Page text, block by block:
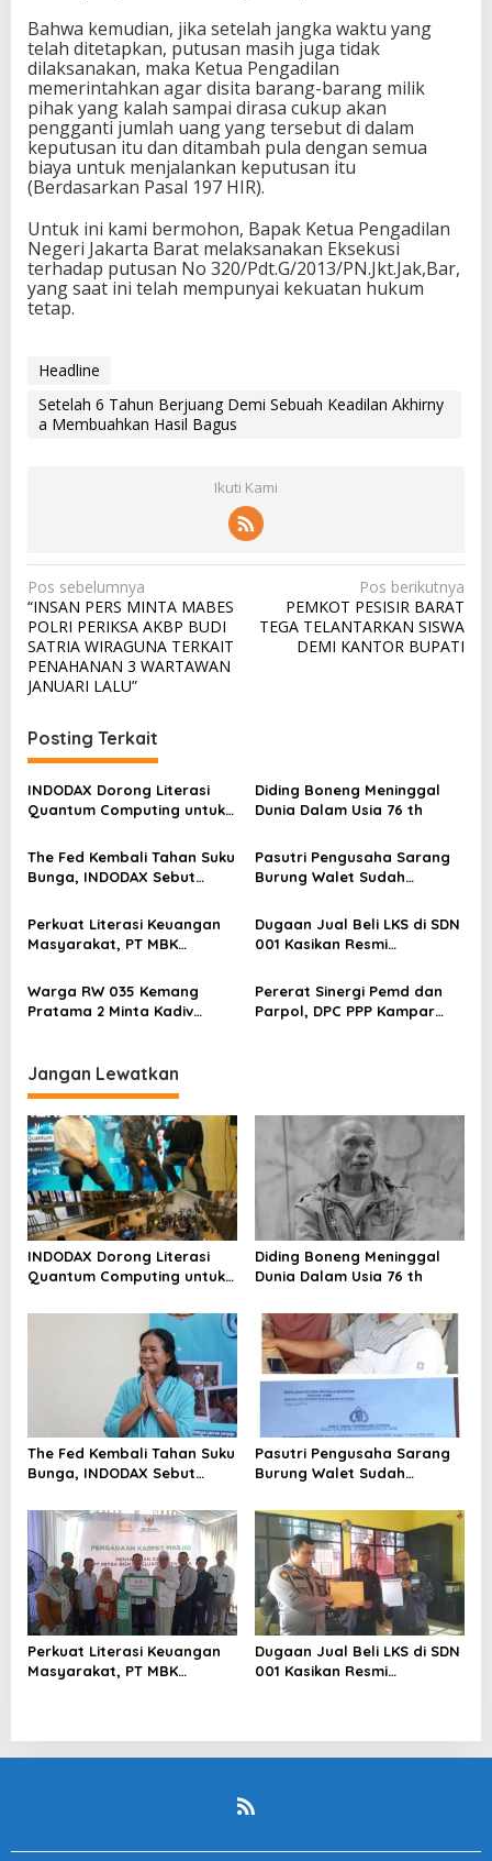
Bahwa kemudian, jika setelah jangka waktu yang
telah ditetapkan, putusan masih juga tidak
dilaksanakan, maka Ketua Pengadilan
memerintahkan agar disita barang-barang milik
pihak yang kalah sampai dirasa cukup akan
pengganti jumlah uang yang tersebut di dalam
keputusan itu dan ditambah pula dengan semua
biaya untuk menjalankan keputusan itu
(Berdasarkan Pasal 197 HIR).
Untuk ini kami bermohon, Bapak Ketua Pengadilan
Negeri Jakarta Barat melaksanakan Eksekusi
terhadap putusan No 320/Pdt.G/2013/PN.Jkt.Jak,Bar,
yang saat ini telah mempunyai kekuatan hukum
tetap.
Headline
Setelah 6 Tahun Berjuang Demi Sebuah Keadilan Akhirny
a Membuahkan Hasil Bagus
Ikuti Kami
N
a
v
i
a
s
i
o
s
Pos sebelumnya
“INSAN PERS MINTA MABES
POLRI PERIKSA AKBP BUDI
SATRIA WIRAGUNA TERKAIT
PENAHANAN 3 WARTAWAN
JANUARI LALU”
Pos berikutnya
PEMKOT PESISIR BARAT
TEGA TELANTARKAN SISWA
DEMI KANTOR BUPATI
Posting Terkait
INDODAX Dorong Literasi
Quantum Computing untuk
Blockchain
Diding Boneng Meninggal
Dunia Dalam Usia 76 th
The Fed Kembali Tahan Suku
Bunga, INDODAX Sebut
Sentimen Pasar
Pasutri Pengusaha Sarang
Burung Walet Sudah
Pelapor Desak Polda Jambi
Segera Lakukan Penahanan
Perkuat Literasi Keuangan
Masyarakat, PT MBK
Karpet Masjid di Pakuhaji
Dugaan Jual Beli LKS di SDN
001 Kasikan Resmi
Kampar, Pemred – Pimum
Metroterkini.id Desak Usut
Kasus Ini
Warga RW 035 Kemang
Pratama 2 Minta Kadiv
Metro Bekasi Kota
Pererat Sinergi Pemd dan
Parpol, DPC PPP Kampar
Jangan Lewatkan
INDODAX Dorong Literasi
Quantum Computing untuk
Blockchain
Diding Boneng Meninggal
Dunia Dalam Usia 76 th
The Fed Kembali Tahan Suku
Bunga, INDODAX Sebut
Sentimen Pasar
Pasutri Pengusaha Sarang
Burung Walet Sudah
Pelapor Desak Polda Jambi
Segera Lakukan Penahanan
Perkuat Literasi Keuangan
Masyarakat, PT MBK
Dugaan Jual Beli LKS di SDN
001 Kasikan Resmi